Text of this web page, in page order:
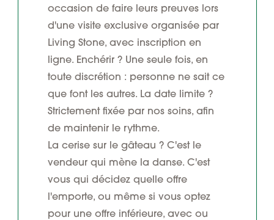
occasion de faire leurs preuves lors
d'une visite exclusive organisée par
Living Stone, avec inscription en
ligne. Enchérir ? Une seule fois, en
toute discrétion : personne ne sait ce
que font les autres. La date limite ?
Strictement fixée par nos soins, afin
de maintenir le rythme.
La cerise sur le gâteau ? C'est le
vendeur qui mène la danse. C'est
vous qui décidez quelle offre
l'emporte, ou même si vous optez
pour une offre inférieure, avec ou